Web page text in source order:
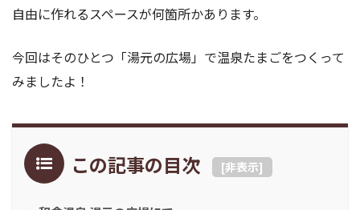
自由に作れるスペースが何箇所かあります。
今回はそのひとつ「湯元の広場」で温泉たまごをつくって
みましたよ！
この記事の目次 [非表示]